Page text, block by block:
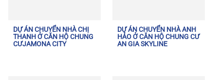
DỰ ÁN CHUYỂN NHÀ CHỊ
THANH Ở CĂN HỘ CHUNG
CƯJAMONA CITY
DỰ ÁN CHUYỂN NHÀ ANH
HẢO Ở CĂN HỘ CHUNG CƯ
AN GIA SKYLINE